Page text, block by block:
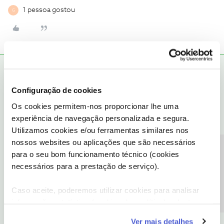
Configuração de cookies
Os cookies permitem-nos proporcionar lhe uma
experiência de navegação personalizada e segura.
Utilizamos cookies e/ou ferramentas similares nos
nossos websites ou aplicações que são necessários
para o seu bom funcionamento técnico (cookies
necessários para a prestação de serviço).
Caso aceite, poderemos utilizar cookies para analisar
Ver mais detalhes
G 1 pessoa gostou
Bem-vindo ao Fórum NOS@Gabs
deu uma boa ajuda.
O canal SyFy vai ter uma maratona da série “A Guerra dos Tronos”
das temporadas: 1 a 7, de 8 a 14 de abril.